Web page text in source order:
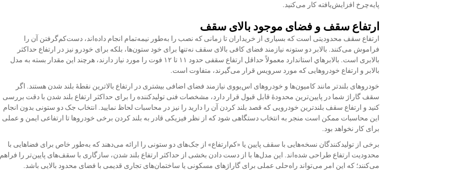
پایه‌چرخ افزایش‌یافته کار می‌کنید.
ارتفاع سقف و فضای موجود بالای سقف
ارتفاع سقف محدودیتی است که بسیاری از خریداران تا زمانی که نصب را به‌طور نیمه‌تمام انجام داده‌اند، دست‌کم‌گرفتن آن را
فراموش می‌کنند. بالابر دو ستونه نیازمند فضای کافی بالای سقف نه‌تنها برای خود ستون‌ها، بلکه برای خودرو نیز در ارتفاع حداکثر
بالابری است. بالابرهاي استاندارد معمولاً حداقل ارتفاع سقفی حدود ۱۱ تا ۱۲ فوت را مورد نیاز دارند، هرچند این مقدار بسته به مدل
بالابر و ارتفاع خودروهایی که مورد سرویس قرار می‌گیرند، متفاوت است.
خودروهای بلندتر مانند کامیون‌ها و خودروهای اس‌یو‌وی نیازمند فضای اضافی بیشتری در ارتفاع بالاترین نقطهٔ بلند شدن هستند. اگر
سقف گاراژ شما در پایین‌ترین محدودهٔ قابل قبول قرار دارد، مشخصات فنی تولیدکننده را برای حداکثر ارتفاع بلند شدن با دقت بررسی
کنید و ارتفاع سقف بلندترین خودرویی که قصد بلند کردن آن را دارید را نیز در محاسبات لحاظ نمایید. انتخاب جک دو ستونی بدون انجام
این محاسبات ممکن است منجر به انتخاب دستگاهی شود که از نظر فیزیکی قادر به بلند کردن برخی خودروها تا ارتفاعی ایمن و عملی
برای کار نخواهد بود.
برخی از تولیدکنندگان نسخه‌هایی با سقف پایین یا «کم‌ارتفاع» از جک‌های دو ستونی را ارائه می‌دهند که به‌طور خاص برای فضاهایی با
محدودیت ارتفاع طراحی شده‌اند. این مدل‌ها با از دست دادن بخشی از حداکثر ارتفاع بلند شدن، سازگاری با سقف‌های پایین‌تر را فراهم
می‌کنند؛ که این امر می‌تواند راه‌حلی عملی برای گاراژهای مسکونی یا ساختمان‌های تجاری قدیمی با فضای محدود بالایی باشد.